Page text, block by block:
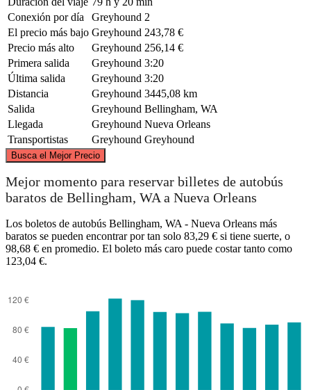
Conexión por día
Greyhound 2
El precio más bajo Greyhound 243,78 €
Precio más alto
Greyhound 256,14 €
Primera salida
Greyhound 3:20
Última salida
Greyhound 3:20
Distancia
Greyhound 3445,08 km
Salida
Greyhound Bellingham, WA
Llegada
Greyhound Nueva Orleans
Transportistas
Greyhound Greyhound
Busca el Mejor Precio
©CARTO, ©
Mejor momento para reservar billetes de autobús
baratos de Bellingham, WA a Nueva Orleans
Los boletos de autobús Bellingham, WA - Nueva Orleans más
baratos se pueden encontrar por tan solo 83,29 € si tiene suerte, o
98,68 € en promedio. El boleto más caro puede costar tanto como
123,04 €.